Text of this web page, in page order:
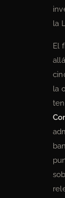
la
El
la